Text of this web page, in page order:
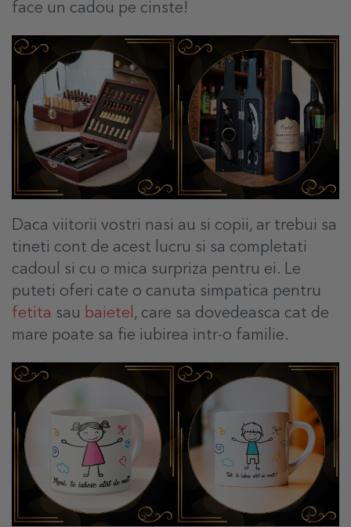
face un cadou pe cinste!
Daca viitorii vostri nasi au si copii, ar trebui sa
tineti cont de acest lucru si sa completati
cadoul si cu o mica surpriza pentru ei. Le
puteti oferi cate o canuta simpatica pentru
fetita sau baietel, care sa dovedeasca cat de
mare poate sa fie iubirea intr-o familie.